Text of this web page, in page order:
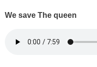
We save The queen